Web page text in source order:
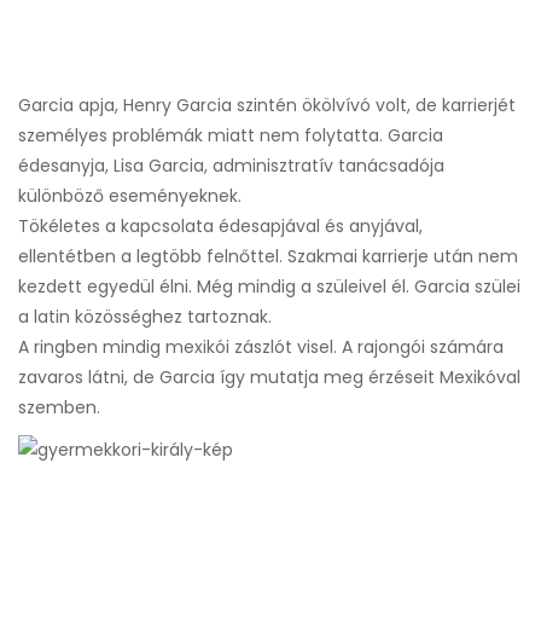
Garcia apja, Henry Garcia szintén ökölvívó volt, de karrierjét
személyes problémák miatt nem folytatta. Garcia
édesanyja, Lisa Garcia, adminisztratív tanácsadója
különböző eseményeknek.
Tökéletes a kapcsolata édesapjával és anyjával,
ellentétben a legtöbb felnőttel. Szakmai karrierje után nem
kezdett egyedül élni. Még mindig a szüleivel él. Garcia szülei
a latin közösséghez tartoznak.
A ringben mindig mexikói zászlót visel. A rajongói számára
zavaros látni, de Garcia így mutatja meg érzéseit Mexikóval
szemben.